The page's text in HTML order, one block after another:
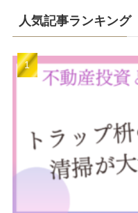
人気記事ランキング